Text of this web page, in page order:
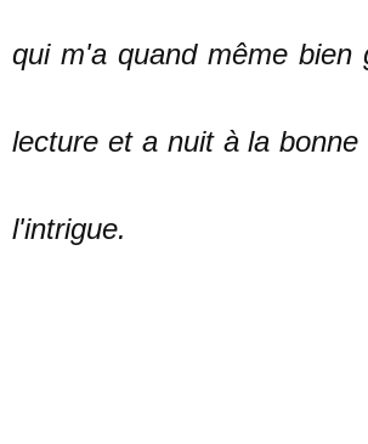
qui m'a quand même bien
lecture et a nuit à la bonne
l'intrigue.